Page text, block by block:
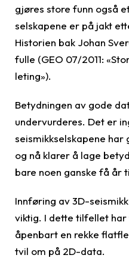
gjøres store funn også
selskapene er på jakt
Historien bak Johan
fulle (GEO 07/2011:
leting»).
Betydningen av gode
undervurderes. Det er
seismikkselskapene
og nå klarer å lage
bare noen ganske få år
Innføring av 3D-
viktig. I dette tilfellet
åpenbart en rekke
tvil om på 2D-data.